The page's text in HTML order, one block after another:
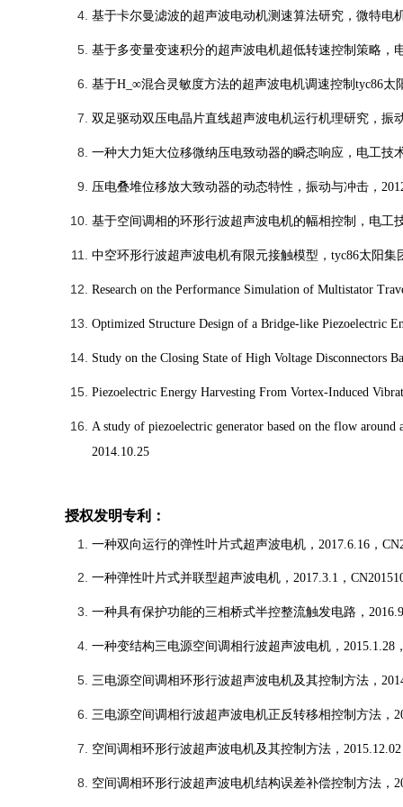
基于卡尔曼滤波的超声波电动机测速算法研究，微特电
基于多变量变速积分的超声波电机超低转速控制策略，
基于H_∞混合灵敏度方法的超声波电机调速控制tyc86太
双足驱动双压电晶片直线超声波电机运行机理研究，振
一种大力矩大位移微纳压电致动器的瞬态响应，电工技
压电叠堆位移放大致动器的动态特性，振动与冲击，
基于空间调相的环形行波超声波电机的幅相控制，电工
中空环形行波超声波电机有限元接触模型，tyc86太阳集
Research on the Performance Simulation of Multistator
Optimized Structure Design of a Bridge-like Piezoelectric
Study on the Closing State of High Voltage Disconnectors
Piezoelectric Energy Harvesting From Vortex-Induced
A study of piezoelectric generator based on the flow around
2014.10.25
授权发明专利：
一种双向运行的弹性叶片式超声波电机， 2017.6.16 ，
一种弹性叶片式并联型超声波电机， 2017.3.1 ，
一种具有保护功能的三相桥式半控整流触发电路，
一种变结构三电源空间调相行波超声波电机， 2015.1.28
三电源空间调相环形行波超声波电机及其控制方法，
三电源空间调相行波超声波电机正反转移相控制方法，
空间调相环形行波超声波电机及其控制方法， 2015.12.02
空间调相环形行波超声波电机结构误差补偿控制方法，